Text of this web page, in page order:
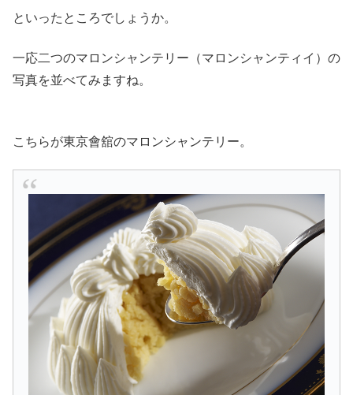
といったところでしょうか。
一応二つのマロンシャンテリー（マロンシャンティイ）の
写真を並べてみますね。
こちらが東京會舘のマロンシャンテリー。